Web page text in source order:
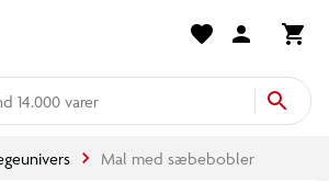
14.000 varer
Mal med sæbebobler